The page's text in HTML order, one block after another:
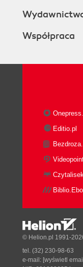
Współpraca
Editio.pl
© Helion.pl 1991-
tel. (32) 230-98-63
e-mail: [wyświetl